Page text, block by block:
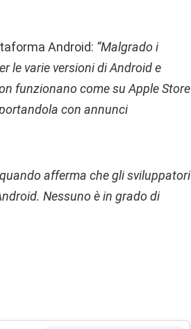
Android: “Malgrado i
le varie versioni di Android e
funzionano come su Apple Store
con annunci
afferma che gli sviluppatori
Nessuno è in grado di